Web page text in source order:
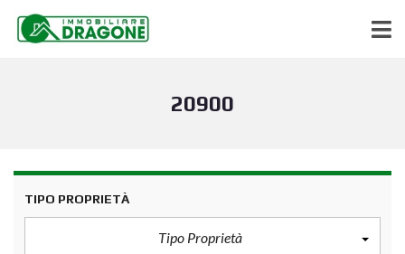
20900
TIPO PROPRIETÀ
Tipo Proprietà